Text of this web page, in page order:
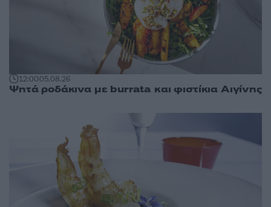
12:0005.08.26
Ψητά ροδάκινα με burrata και φιστίκια Αιγίνης